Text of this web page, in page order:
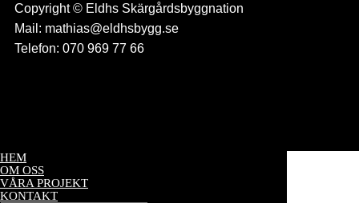
Copyright © Eldhs Skärgårdsbyggnation
Mail: mathias@eldhsbygg.se
Telefon: 070 969 77 66
HEM
OM OSS
VÅRA PROJEKT
KONTAKT